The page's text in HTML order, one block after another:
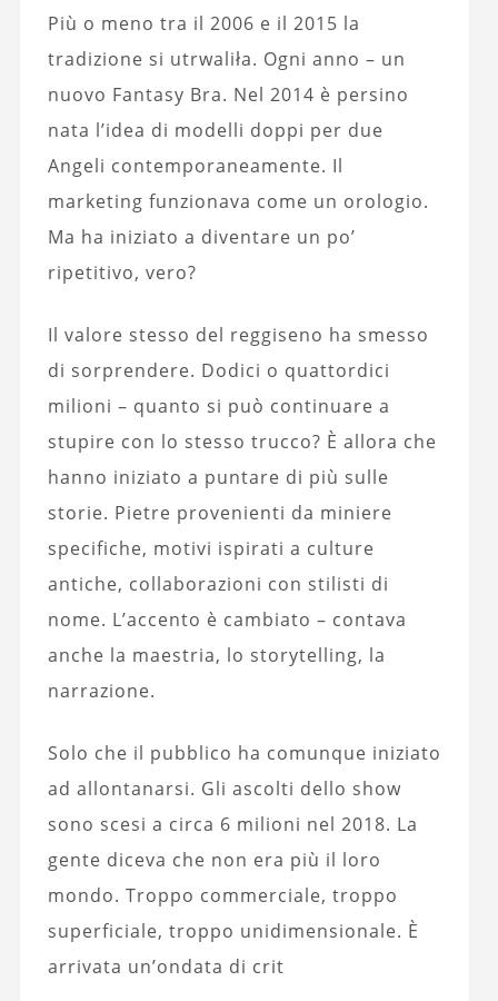
Più o meno tra il 2006 e il 2015 la
tradizione si utrwaliła. Ogni anno – un
nuovo Fantasy Bra. Nel 2014 è persino
nata l’idea di modelli doppi per due
Angeli contemporaneamente. Il
marketing funzionava come un orologio.
Ma ha iniziato a diventare un po’
ripetitivo, vero?
Il valore stesso del reggiseno ha smesso
di sorprendere. Dodici o quattordici
milioni – quanto si può continuare a
stupire con lo stesso trucco? È allora che
hanno iniziato a puntare di più sulle
storie. Pietre provenienti da miniere
specifiche, motivi ispirati a culture
antiche, collaborazioni con stilisti di
nome. L’accento è cambiato – contava
anche la maestria, lo storytelling, la
narrazione.
Solo che il pubblico ha comunque iniziato
ad allontanarsi. Gli ascolti dello show
sono scesi a circa 6 milioni nel 2018. La
gente diceva che non era più il loro
mondo. Troppo commerciale, troppo
superficiale, troppo unidimensionale. È
arrivata un’ondata di crit